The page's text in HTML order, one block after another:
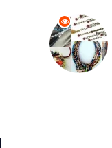
Cam
Bebek Giyim